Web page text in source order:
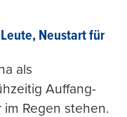
Neustart für
als
Auffang-
Regen stehen.